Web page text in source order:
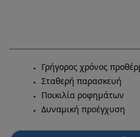
Γρήγορος χρόνος
Σταθερή παρασκευή
Ποικιλία ροφημάτων
Δυναμική προέγχυση